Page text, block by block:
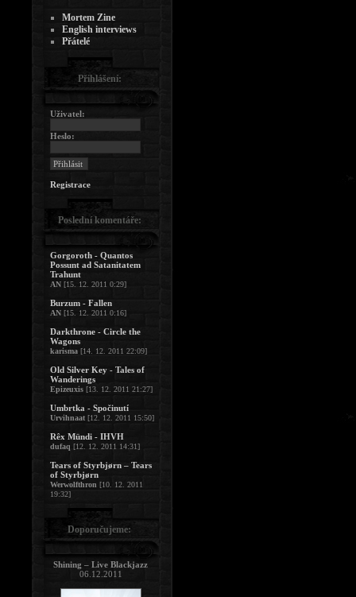
Mortem Zine
English interviews
Přátelé
Přihlášení:
Uživatel:
Heslo:
Registrace
Poslední komentáře:
Gorgoroth - Quantos
Possunt ad Satanitatem
Trahunt
AN [15. 12. 2011 0:29]
Burzum - Fallen
AN [15. 12. 2011 0:16]
Darkthrone - Circle the
Wagons
karisma [14. 12. 2011 22:09]
Old Silver Key - Tales of
Wanderings
Epizeuxis [13. 12. 2011 21:27]
Umbrtka - Spočinutí
Urvihnaat [12. 12. 2011 15:50]
Rêx Mündi - IHVH
dufaq [12. 12. 2011 14:31]
Tears of Styrbjørn – Tears
of Styrbjørn
Werwolfthron [10. 12. 2011
19:32]
Doporučujeme:
Shining – Live Blackjazz
06.12.2011